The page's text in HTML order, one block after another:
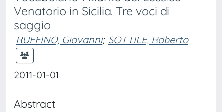
Venatorio in Sicilia. Tre voci di
saggio
RUFFINO, Giovanni; SOTTILE, Roberto
2011-01-01
Abstract